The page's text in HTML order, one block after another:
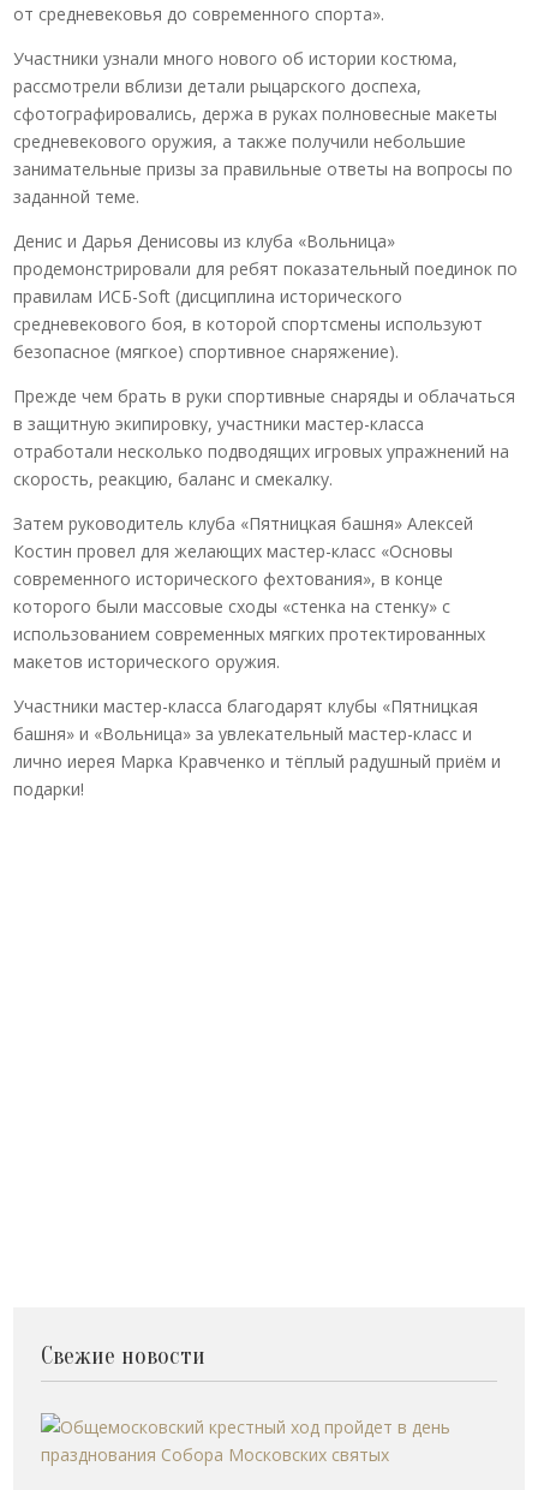
от средневековья до современного спорта».
Участники узнали много нового об истории костюма,
рассмотрели вблизи детали рыцарского доспеха,
сфотографировались, держа в руках полновесные макеты
средневекового оружия, а также получили небольшие
занимательные призы за правильные ответы на вопросы по
заданной теме.
Денис и Дарья Денисовы из клуба «Вольница»
продемонстрировали для ребят показательный поединок по
правилам ИСБ-Soft (дисциплина исторического
средневекового боя, в которой спортсмены используют
безопасное (мягкое) спортивное снаряжение).
Прежде чем брать в руки спортивные снаряды и облачаться
в защитную экипировку, участники мастер-класса
отработали несколько подводящих игровых упражнений на
скорость, реакцию, баланс и смекалку.
Затем руководитель клуба «Пятницкая башня» Алексей
Костин провел для желающих мастер-класс «Основы
современного исторического фехтования», в конце
которого были массовые сходы «стенка на стенку» с
использованием современных мягких протектированных
макетов исторического оружия.
Участники мастер-класса благодарят клубы «Пятницкая
башня» и «Вольница» за увлекательный мастер-класс и
лично иерея Марка Кравченко и тёплый радушный приём и
подарки!
Свежие новости